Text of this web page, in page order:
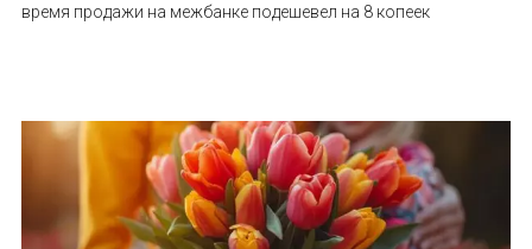
время продажи на межбанке подешевел на 8 копеек